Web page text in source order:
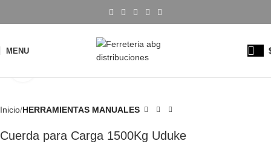
MENU
Inicio HERRAMIENTAS MANUALES
Cuerda para Carga 1500Kg Uduke